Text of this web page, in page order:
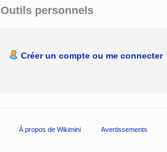
Outils personnels
Créer un compte ou me connecter
À propos de Wikimini Avertissements